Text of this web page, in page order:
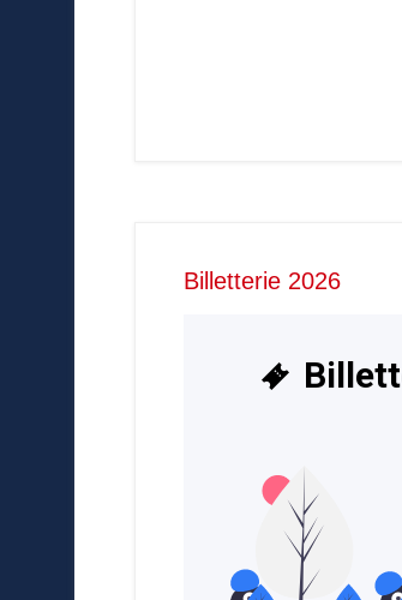
Billetterie 2026